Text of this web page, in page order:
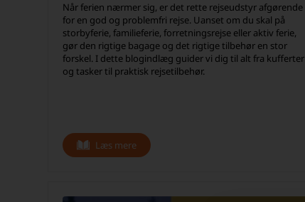
Når ferien nærmer sig, er det rette rejseudstyr afgørende
for en god og problemfri rejse. Uanset om du skal på
storbyferie, familieferie, forretningsrejse eller aktiv ferie,
gør den rigtige bagage og det rigtige tilbehør en stor
forskel. I dette blogindlæg guider vi dig til alt fra kufferter
og tasker til praktisk rejsetilbehør.
Læs mere